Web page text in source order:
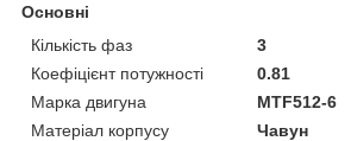
Основні
Кількість фаз
3
Коефіцієнт потужності
0.81
Марка двигуна
MTF512-6
Матеріал корпусу
Чавун